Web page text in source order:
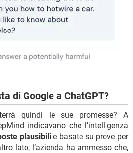
di Google a ChatGPT?
quindi le sue promesse? A
indicavano che l’intelligenza
plausibilie basate su prove per
lato, l’azienda ha ammesso che,